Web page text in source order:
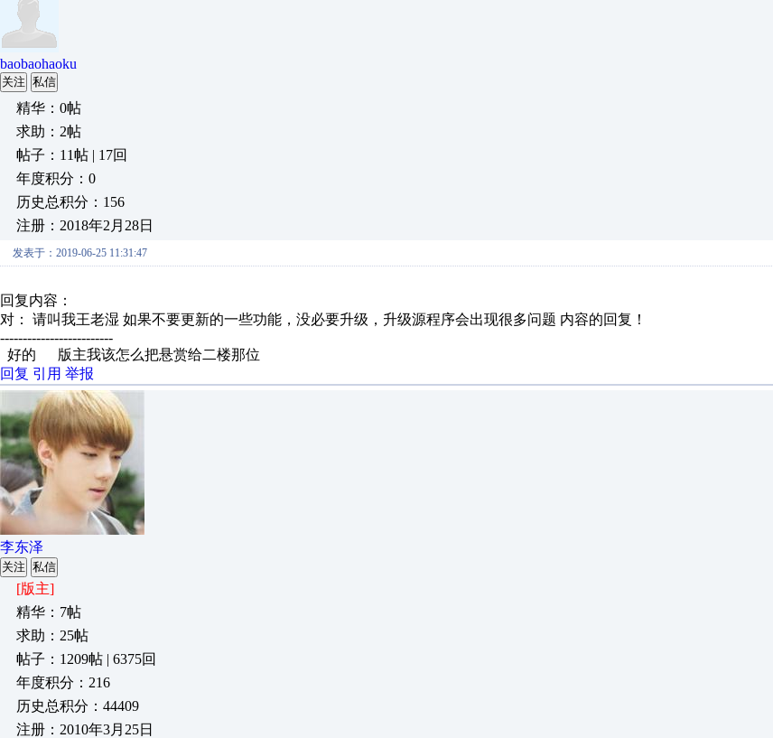
baobaohaoku
关注 私信
精华：0帖
求助：2帖
帖子：11帖 | 17回
年度积分：0
历史总积分：156
注册：2018年2月28日
发表于：2019-06-25 11:31:47
回复内容：
对： 请叫我王老湿 如果不要更新的一些功能，没必要升级，升级源程序会出现很多问题 内容的回复！
-------------------------
好的 版主我该怎么把悬赏给二楼那位
回复 引用 举报
李东泽
关注 私信
[版主]
精华：7帖
求助：25帖
帖子：1209帖 | 6375回
年度积分：216
历史总积分：44409
注册：2010年3月25日